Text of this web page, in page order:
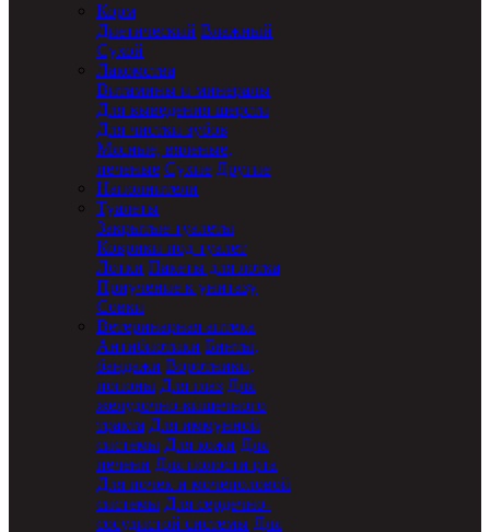
Корм
Диетический Влажный
Сухой
Лакомства
Витамины и минералы
Для выведения шерсти
Для чистки зубов
Мясные, вяленые,
печеные Сухие Другие
Наполнители
Туалеты
Закрытые туалеты
Коврики под туалет
Лотки Пакеты для лотка
Приучение к унитазу
Совки
Ветеринарная аптека
Антибиотики Бинты,
бандажи Воротники,
попоны Для глаз Для
желудочно-кишечного
тракта Для иммунной
системы Для кожи Для
печени Для полости рта
Для почек и мочеполовой
системы Для сердечно-
сосудистой системы Для